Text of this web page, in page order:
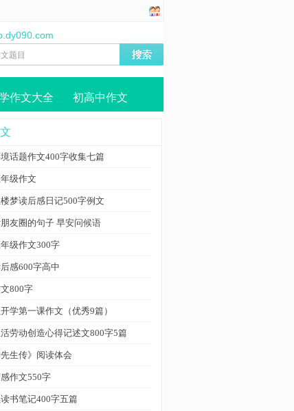
作文大全 初高中作文
话题作文400字收集七篇
级作文
梦读后感日记500字例文
友圈的句子 早安问候语
级作文300字
感600字高中
800字
学第一课作文（优秀9篇）
劳动创造心得记述文800字5篇
先生传》阅读体会
作文550字
书笔记400字五篇